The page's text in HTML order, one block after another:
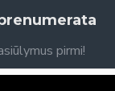
pirmi!